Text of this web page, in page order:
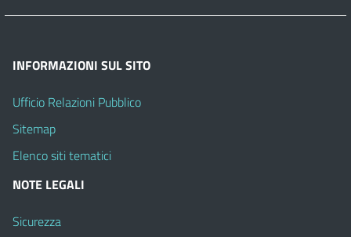
INFORMAZIONI SUL SITO
Ufficio Relazioni Pubblico
Sitemap
Elenco siti tematici
NOTE LEGALI
Sicurezza